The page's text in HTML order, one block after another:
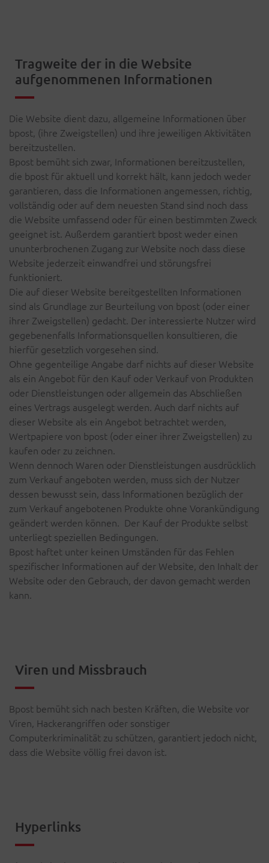
Tragweite der in die Website
aufgenommenen Informationen
Die Website dient dazu, allgemeine Informationen über
bpost, (ihre Zweigstellen) und ihre jeweiligen Aktivitäten
bereitzustellen.
Bpost bemüht sich zwar, Informationen bereitzustellen,
die bpost für aktuell und korrekt hält, kann jedoch weder
garantieren, dass die Informationen angemessen, richtig,
vollständig oder auf dem neuesten Stand sind noch dass
die Website umfassend oder für einen bestimmten Zweck
geeignet ist. Außerdem garantiert bpost weder einen
ununterbrochenen Zugang zur Website noch dass diese
Website jederzeit einwandfrei und störungsfrei
funktioniert.
Die auf dieser Website bereitgestellten Informationen
sind als Grundlage zur Beurteilung von bpost (oder einer
ihrer Zweigstellen) gedacht. Der interessierte Nutzer wird
gegebenenfalls Informationsquellen konsultieren, die
hierfür gesetzlich vorgesehen sind.
Ohne gegenteilige Angabe darf nichts auf dieser Website
als ein Angebot für den Kauf oder Verkauf von Produkten
oder Dienstleistungen oder allgemein das Abschließen
eines Vertrags ausgelegt werden. Auch darf nichts auf
dieser Website als ein Angebot betrachtet werden,
Wertpapiere von bpost (oder einer ihrer Zweigstellen) zu
kaufen oder zu zeichnen.
Wenn dennoch Waren oder Dienstleistungen ausdrücklich
zum Verkauf angeboten werden, muss sich der Nutzer
dessen bewusst sein, dass Informationen bezüglich der
zum Verkauf angebotenen Produkte ohne Vorankündigung
geändert werden können. Der Kauf der Produkte selbst
unterliegt speziellen Bedingungen.
Bpost haftet unter keinen Umständen für das Fehlen
spezifischer Informationen auf der Website, den Inhalt der
Website oder den Gebrauch, der davon gemacht werden
kann.
Viren und Missbrauch
Bpost bemüht sich nach besten Kräften, die Website vor
Viren, Hackerangriffen oder sonstiger
Computerkriminalität zu schützen, garantiert jedoch nicht,
dass die Website völlig frei davon ist.
Hyperlinks